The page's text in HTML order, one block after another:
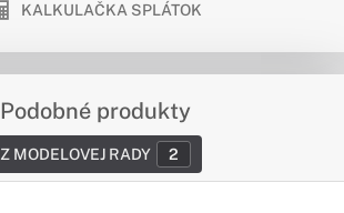
KALKULAČKA SPLÁTOK
Podobné produkty
Z MODELOVEJ RADY 2